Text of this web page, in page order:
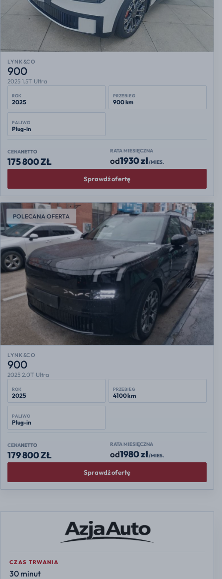
LYNK&CO
900
2025 1.5T Ultra
ROK
2025
PRZEBIEG
900 km
PALIWO
Plug-in
CENANETTO
175 800 ZŁ
RATA MIESIĘCZNA
od1930 zł/MIES.
Sprawdź ofertę
POLECANA OFERTA
LYNK&CO
900
2025 2.0T Ultra
ROK
2025
PRZEBIEG
4100 km
PALIWO
Plug-in
CENANETTO
179 800 ZŁ
RATA MIESIĘCZNA
od1980 zł/MIES.
Sprawdź ofertę
CZAS TRWANIA
30 minut